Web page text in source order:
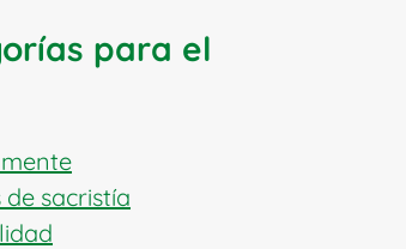
para el
sacristía